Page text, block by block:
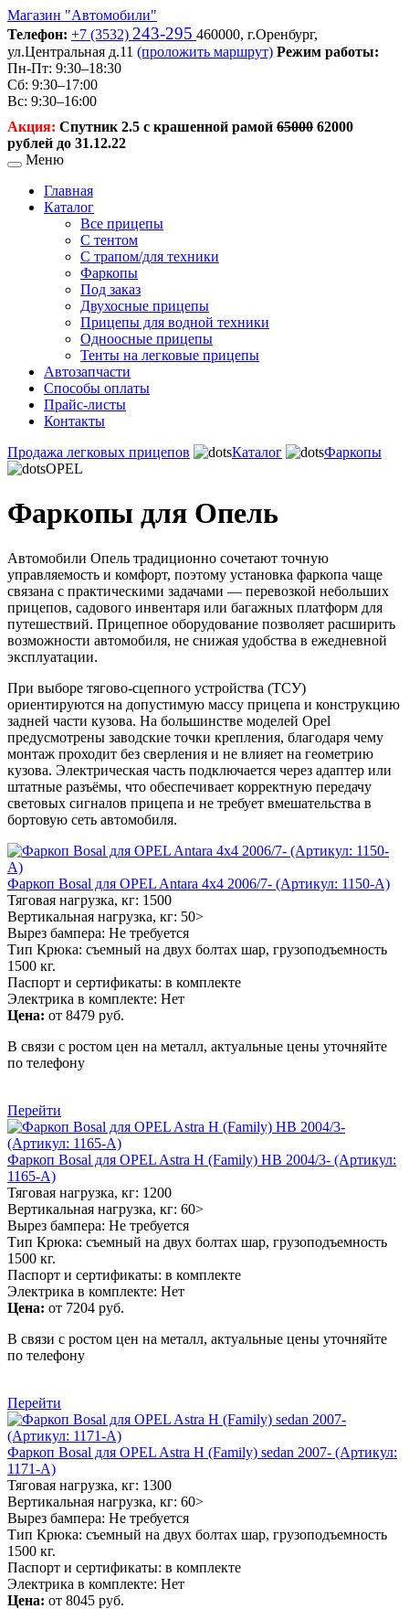
Магазин "Автомобили"
Телефон: +7 (3532) 243-295 460000, г.Оренбург,
ул.Центральная д.11 (проложить маршрут) Режим работы:
Пн-Пт: 9:30–18:30
Сб: 9:30–17:00
Вс: 9:30–16:00
Акция: Спутник 2.5 с крашенной рамой 65000 62000
рублей до 31.12.22
Меню
Главная
Каталог
Все прицепы
С тентом
С трапом/для техники
Фаркопы
Под заказ
Двухосные прицепы
Прицепы для водной техники
Одноосные прицепы
Тенты на легковые прицепы
Автозапчасти
Способы оплаты
Прайс-листы
Контакты
Продажа легковых прицепов
Каталог
Фаркопы
OPEL
Фаркопы для Опель
Автомобили Опель традиционно сочетают точную
управляемость и комфорт, поэтому установка фаркопа чаще
связана с практическими задачами — перевозкой небольших
прицепов, садового инвентаря или багажных платформ для
путешествий. Прицепное оборудование позволяет расширить
возможности автомобиля, не снижая удобства в ежедневной
эксплуатации.
При выборе тягово-сцепного устройства (ТСУ)
ориентируются на допустимую массу прицепа и конструкцию
задней части кузова. На большинстве моделей Opel
предусмотрены заводские точки крепления, благодаря чему
монтаж проходит без сверления и не влияет на геометрию
кузова. Электрическая часть подключается через адаптер или
штатные разъёмы, что обеспечивает корректную передачу
световых сигналов прицепа и не требует вмешательства в
бортовую сеть автомобиля.
Фаркоп Bosal для OPEL Antara 4x4 2006/7- (Артикул: 1150-A)
Тяговая нагрузка, кг: 1500
Вертикальная нагрузка, кг: 50>
Вырез бампера: Не требуется
Тип Крюка: съемный на двух болтах шар, грузоподъемность
1500 кг.
Паспорт и сертификаты: в комплекте
Электрика в комплекте: Нет
Цена: от 8479 руб.
В связи с ростом цен на металл, актуальные цены уточняйте
по телефону
Перейти
Фаркоп Bosal для OPEL Astra H (Family) HB 2004/3- (Артикул:
1165-A)
Тяговая нагрузка, кг: 1200
Вертикальная нагрузка, кг: 60>
Вырез бампера: Не требуется
Тип Крюка: съемный на двух болтах шар, грузоподъемность
1500 кг.
Паспорт и сертификаты: в комплекте
Электрика в комплекте: Нет
Цена: от 7204 руб.
В связи с ростом цен на металл, актуальные цены уточняйте
по телефону
Перейти
Фаркоп Bosal для OPEL Astra H (Family) sedan 2007- (Артикул:
1171-A)
Тяговая нагрузка, кг: 1300
Вертикальная нагрузка, кг: 60>
Вырез бампера: Не требуется
Тип Крюка: съемный на двух болтах шар, грузоподъемность
1500 кг.
Паспорт и сертификаты: в комплекте
Электрика в комплекте: Нет
Цена: от 8045 руб.